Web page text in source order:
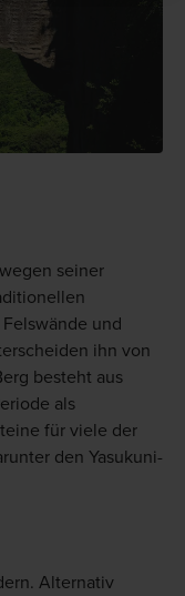
seiner
und
ihn von
besteht aus
als
für viele der
den Yasukuni-
Alternativ